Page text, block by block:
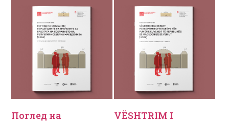
Поглед на
VËSHTRIM I